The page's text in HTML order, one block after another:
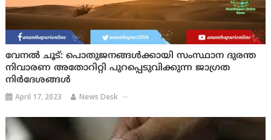
വേനൽ ചൂട്: പൊതുജനങ്ങൾക്കായി സംസ്ഥാന ദുരന്ത
നിവാരണ അതോറിറ്റി പുറപ്പെടുവിക്കുന്ന ജാഗ്രത
നിർദേശങ്ങൾ
April 17, 2023 News Desk